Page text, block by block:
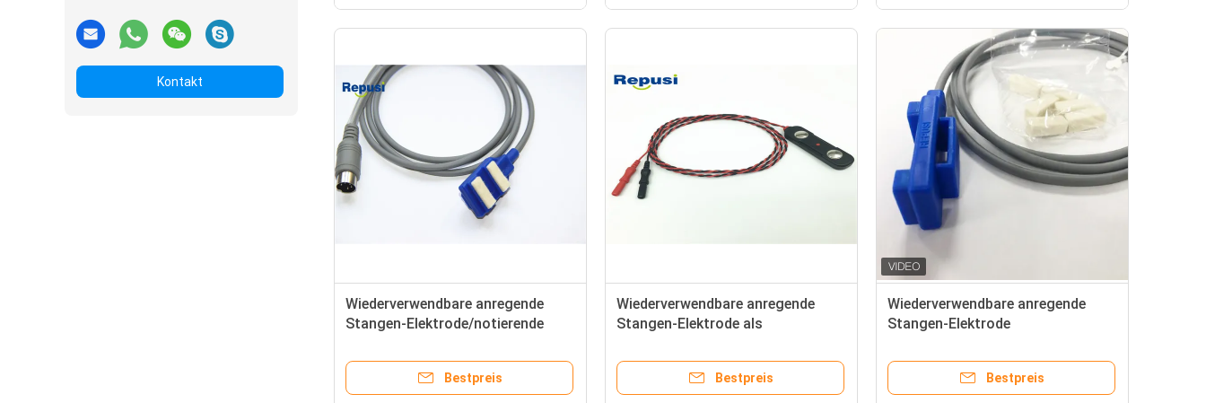
Kontakt
Wiederverwendbare anregende
Stangen-Elektrode/notierende
Bestpreis
Wiederverwendbare anregende
Stangen-Elektrode als
flache Stange
Bestpreis
Wiederverwendbare anregende
Stangen-Elektrode
Elektroden-flache Stange, große
Bestpreis